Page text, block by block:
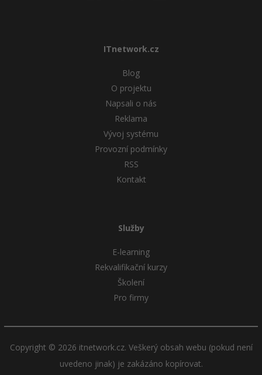
ITnetwork.cz
Blog
O projektu
Napsali o nás
Reklama
Vývoj systému
Provozní podmínky
RSS
Kontakt
Služby
E-learning
Rekvalifikační kurzy
Školení
Pro firmy
Copyright © 2026 itnetwork.cz. Veškerý obsah webu (pokud není
uvedeno jinak) je zakázáno kopírovat.